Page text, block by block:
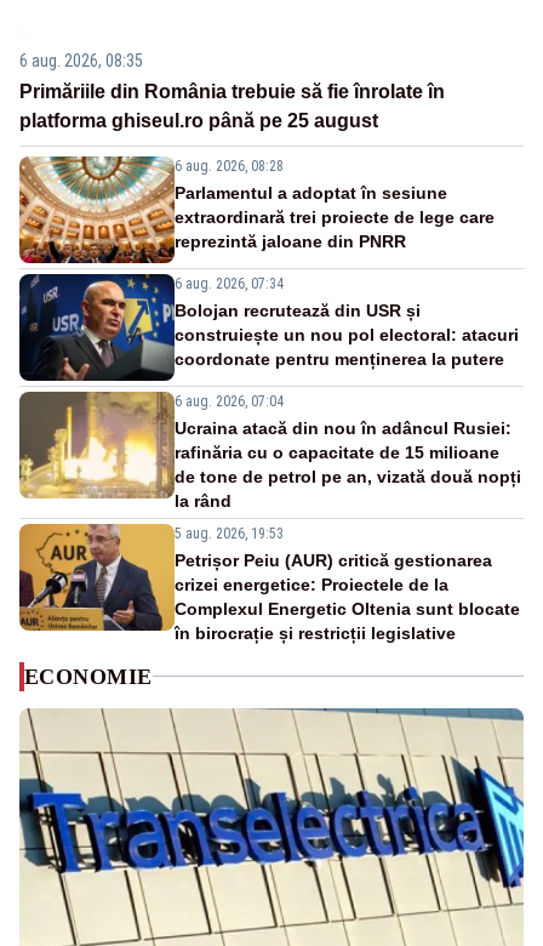
6 aug. 2026, 08:35
Primăriile din România trebuie să fie înrolate în
platforma ghiseul.ro până pe 25 august
6 aug. 2026, 08:28
Parlamentul a adoptat în sesiune
extraordinară trei proiecte de lege care
reprezintă jaloane din PNRR
6 aug. 2026, 07:34
Bolojan recrutează din USR și
construiește un nou pol electoral: atacuri
coordonate pentru menținerea la putere
6 aug. 2026, 07:04
Ucraina atacă din nou în adâncul Rusiei:
rafinăria cu o capacitate de 15 milioane
de tone de petrol pe an, vizată două nopți
la rând
5 aug. 2026, 19:53
Petrișor Peiu (AUR) critică gestionarea
crizei energetice: Proiectele de la
Complexul Energetic Oltenia sunt blocate
în birocrație și restricții legislative
ECONOMIE